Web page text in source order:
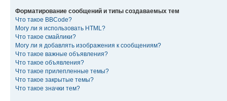
Форматирование сообщений и типы создаваемых тем
Что такое BBCode?
Могу ли я использовать HTML?
Что такое смайлики?
Могу ли я добавлять изображения к сообщениям?
Что такое важные объявления?
Что такое объявления?
Что такое прилепленные темы?
Что такое закрытые темы?
Что такое значки тем?